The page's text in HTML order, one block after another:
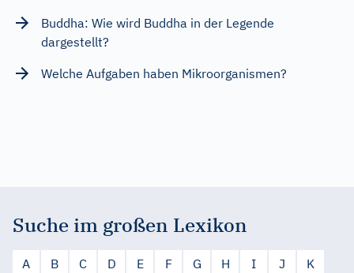
Buddha: Wie wird Buddha in der Legende
dargestellt?
Welche Aufgaben haben Mikroorganismen?
Suche im großen Lexikon
A B C D E F G H I J
K